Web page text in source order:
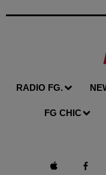
RADIO FG.
FG CHIC